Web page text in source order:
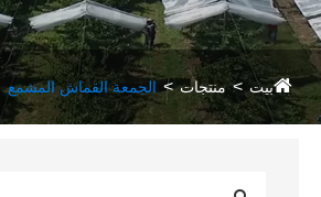
بيت منتجات الجمعة القماش المشمع